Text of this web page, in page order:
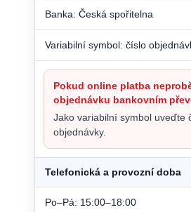
Banka: Česká spořitelna
Variabilní symbol: číslo
Pokud online platba
objednávku bankovním
Jako variabilní symbol uveďte
objednávky.
Telefonická a provozní doba
Po–Pá: 15:00–18:00